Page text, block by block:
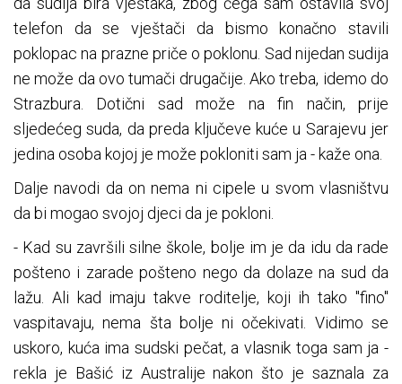
telefon da se vještači da bismo konačno stavili
poklopac na prazne priče o poklonu. Sad nijedan sudija
ne može da ovo tumači drugačije. Ako treba, idemo do
Strazbura. Dotični sad može na fin način, prije
sljedećeg suda, da preda ključeve kuće u Sarajevu jer
jedina osoba kojoj je može pokloniti sam ja - kaže ona.
Dalje navodi da on nema ni cipele u svom vlasništvu
da bi mogao svojoj djeci da je pokloni.
- Kad su završili silne škole, bolje im je da idu da rade
pošteno i zarade pošteno nego da dolaze na sud da
lažu. Ali kad imaju takve roditelje, koji ih tako "fino"
vaspitavaju, nema šta bolje ni očekivati. Vidimo se
uskoro, kuća ima sudski pečat, a vlasnik toga sam ja -
rekla je Bašić iz Australije nakon što je saznala za